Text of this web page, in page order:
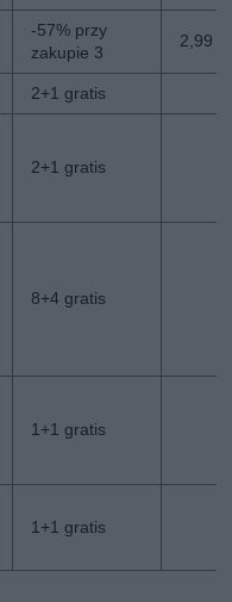
-57% przy
zakupie 3
2,99
2+1 gratis
2+1 gratis
8+4 gratis
1+1 gratis
1+1 gratis